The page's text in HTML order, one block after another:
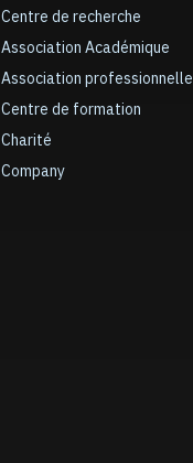
Centre de recherche
Association Académique
Association professionnelle
Centre de formation
Charité
Company